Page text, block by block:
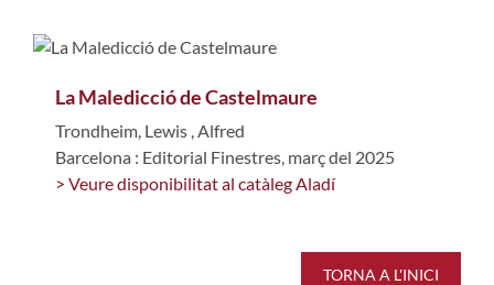
La Maledicció de Castelmaure
Trondheim, Lewis Alfred
Barcelona : Editorial Finestres, març del 2025
> Veure disponibilitat al catàleg Aladí
TORNA A L'INICI